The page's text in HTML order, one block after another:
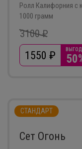
Ролл Калифорния с
1000 грамм
3100 ₽
1550 ₽
СТАНДАРТ
Сет Огонь